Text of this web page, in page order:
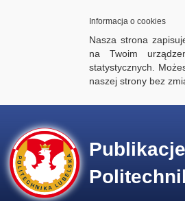
Informacja o cookies
Nasza strona
na Twoim
statystycznych.
naszej strony bez